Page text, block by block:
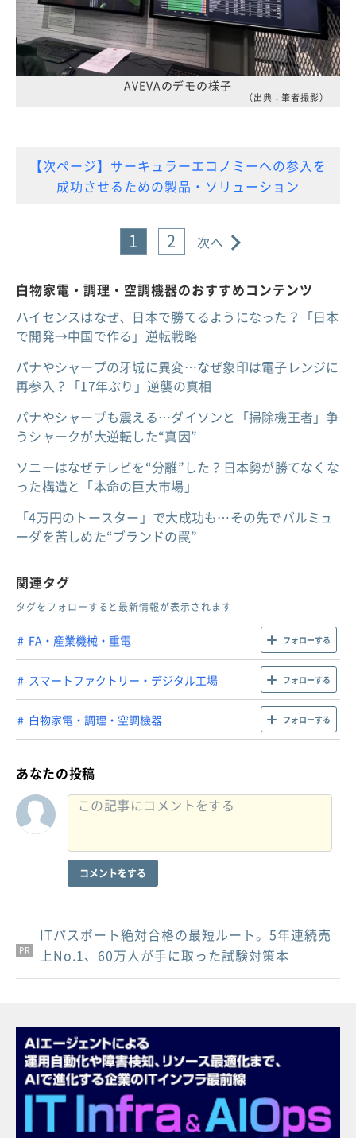
AVEVAのデモの様子
（出典：筆者撮影）
【次ページ】サーキュラーエコノミーへの参入を
成功させるための製品・ソリューション
1 2 次へ
白物家電・調理・空調機器のおすすめコンテンツ
ハイセンスはなぜ、日本で勝てるようになった？「日本
で開発→中国で作る」逆転戦略
パナやシャープの牙城に異変…なぜ象印は電子レンジに
再参入？「17年ぶり」逆襲の真相
パナやシャープも震える…ダイソンと「掃除機王者」争
うシャークが大逆転した“真因”
ソニーはなぜテレビを“分離”した？日本勢が勝てなくな
った構造と「本命の巨大市場」
「4万円のトースター」で大成功も…その先でバルミュ
ーダを苦しめた“ブランドの罠”
関連タグ
タグをフォローすると最新情報が表示されます
FA・産業機械・重電 フォローする
スマートファクトリー・デジタル工場 フォローする
白物家電・調理・空調機器 フォローする
あなたの投稿
コメントをする
PR
PR
PR
ITパスポート絶対合格の最短ルート。5年連続売
上No.1、60万人が手に取った試験対策本